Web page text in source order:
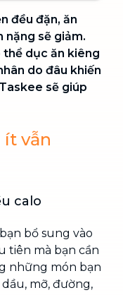
đều đặn, ăn
nặng sẽ giảm.
thể dục ăn kiêng
do đâu khiến
sẽ giúp
ít vẫn
calo
bổ sung vào
tiên mà bạn cần
những món bạn
mỡ, đường,